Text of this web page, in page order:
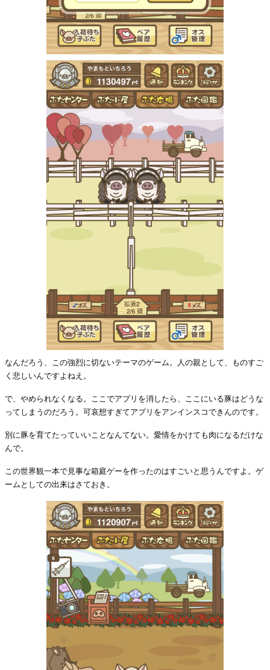
なんだろう、この強烈に切ないテーマのゲーム。人の親として、ものすご
く悲しいんですよねえ。
で、やめられなくなる。ここでアプリを消したら、ここにいる豚はどうな
ってしまうのだろう。可哀想すぎてアプリをアンインスコできんのです。
別に豚を育てたっていいことなんてない。愛情をかけても肉になるだけな
んで。
この世界観一本で見事な箱庭ゲーを作ったのはすごいと思うんですよ。ゲ
ームとしての出来はさておき。